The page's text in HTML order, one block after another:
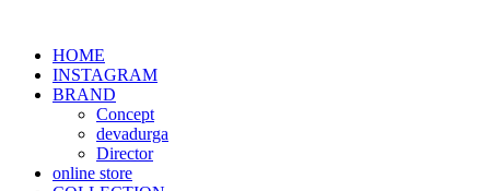
HOME
INSTAGRAM
BRAND
Concept
devadurga
Director
online store